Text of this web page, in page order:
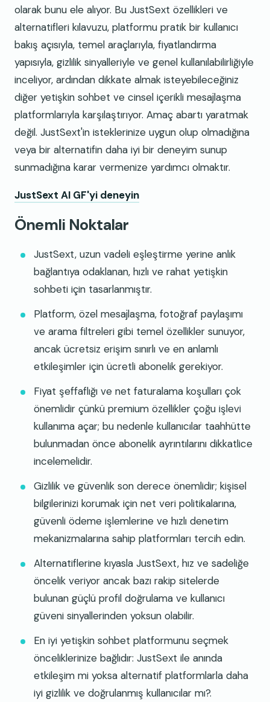
olarak bunu ele alıyor. Bu JustSext özellikleri ve
alternatifleri kılavuzu, platformu pratik bir kullanıcı
bakış açısıyla, temel araçlarıyla, fiyatlandırma
yapısıyla, gizlilik sinyalleriyle ve genel kullanılabilirliğiyle
inceliyor, ardından dikkate almak isteyebileceğiniz
diğer yetişkin sohbet ve cinsel içerikli mesajlaşma
platformlarıyla karşılaştırıyor. Amaç abartı yaratmak
değil. JustSext'in isteklerinize uygun olup olmadığına
veya bir alternatifin daha iyi bir deneyim sunup
sunmadığına karar vermenize yardımcı olmaktır.
JustSext AI GF'yi deneyin
Önemli Noktalar
JustSext, uzun vadeli eşleştirme yerine anlık
bağlantıya odaklanan, hızlı ve rahat yetişkin
sohbeti için tasarlanmıştır.
Platform, özel mesajlaşma, fotoğraf paylaşımı
ve arama filtreleri gibi temel özellikler sunuyor,
ancak ücretsiz erişim sınırlı ve en anlamlı
etkileşimler için ücretli abonelik gerekiyor.
Fiyat şeffaflığı ve net faturalama koşulları çok
önemlidir çünkü premium özellikler çoğu işlevi
kullanıma açar; bu nedenle kullanıcılar taahhütte
bulunmadan önce abonelik ayrıntılarını dikkatlice
incelemelidir.
Gizlilik ve güvenlik son derece önemlidir; kişisel
bilgilerinizi korumak için net veri politikalarına,
güvenli ödeme işlemlerine ve hızlı denetim
mekanizmalarına sahip platformları tercih edin.
Alternatiflerine kıyasla JustSext, hız ve sadeliğe
öncelik veriyor ancak bazı rakip sitelerde
bulunan güçlü profil doğrulama ve kullanıcı
güveni sinyallerinden yoksun olabilir.
En iyi yetişkin sohbet platformunu seçmek
önceliklerinize bağlıdır: JustSext ile anında
etkileşim mi yoksa alternatif platformlarla daha
iyi gizlilik ve doğrulanmış kullanıcılar mı?.